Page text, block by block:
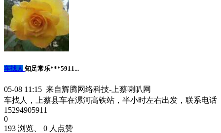
车找人 知足常乐***5911...
05-08 11:15 来自辉腾网络科技-上蔡喇叭网
车找人，上蔡县车在漯河高铁站，半小时左右出发，联系电话
15294905911
0
193 浏览、 0 人点赞